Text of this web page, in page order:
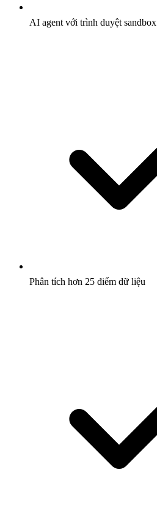
AI agent với trình duyệt sandbox
Phân tích hơn 25 điểm dữ liệu